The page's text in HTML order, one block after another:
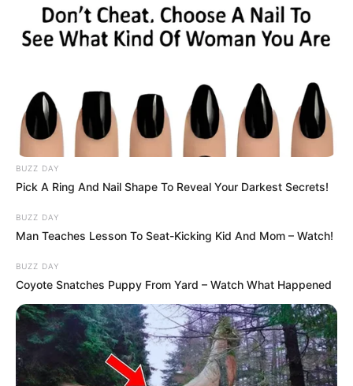
Bennem minden összeszorult. Igen, nevettem,
miközben a munkatársammal beszéltem. Három
És még ebben a pillanatban is egy részem
bűntudatot érzett minden másodpercért, amit
Sasha nélkül éltem.
– Nekem van egy fiam – mondtam, igyekezve, hogy
ne remegjen a hangom. – Érte kell tovább élnem.
Azt hiszed, könnyű nekem?
– Könnyebb, mint nekem! – kiáltotta. – A szívem
alatt hordtam, szültem, éjszakákon át nem aludtam,
BUZZ DAY
Pick A Ring And Nail Shape To Reveal Your Darkest Secrets!
BUZZ DAY
Man Teaches Lesson To Seat-Kicking Kid And Mom – Watch!
BUZZ DAY
Coyote Snatches Puppy From Yard – Watch What Happened